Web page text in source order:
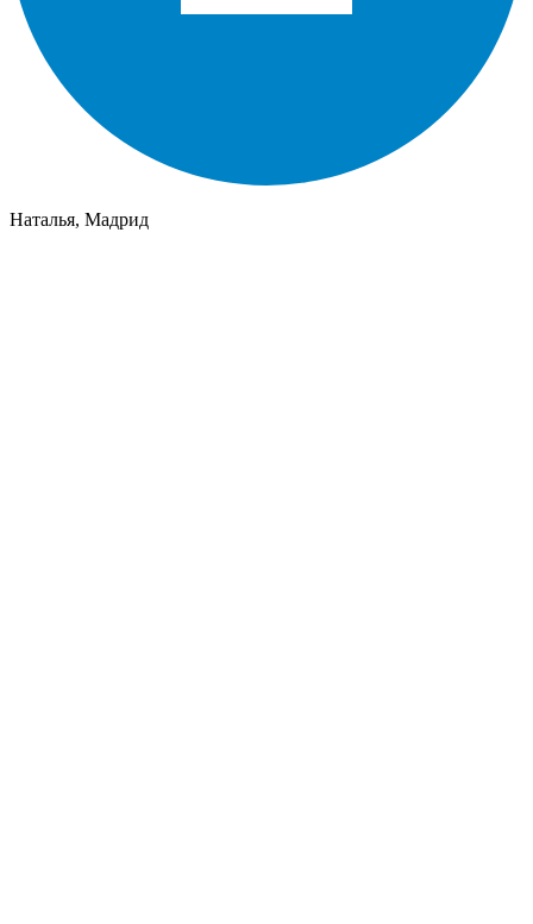
Наталья, Мадрид